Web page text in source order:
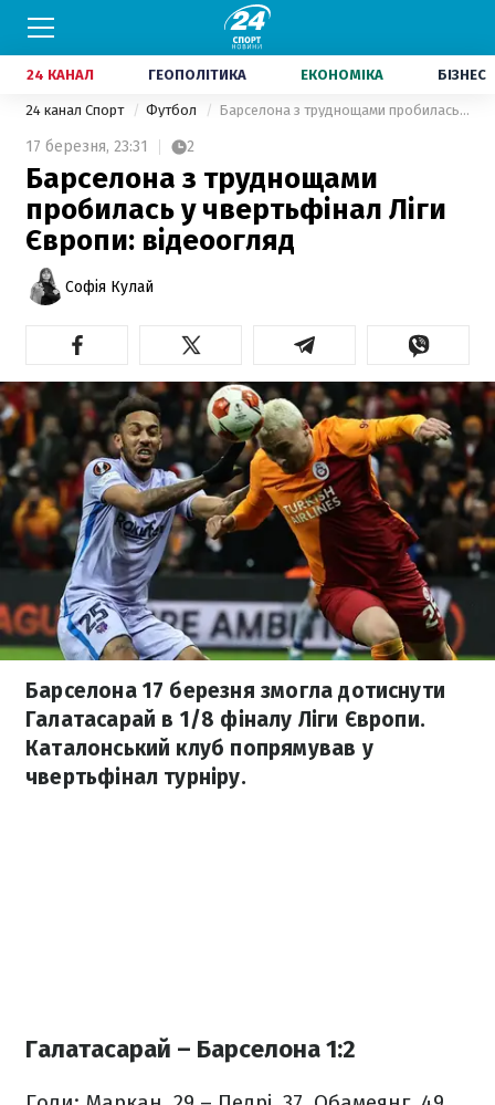
24 КАНАЛ ГЕОПОЛІТИКА ЕКОНОМІКА БІЗНЕС
24 канал Спорт Футбол Барселона з труднощами пробилась у чвертьфінал Ліги Європи: відеоогляд
17 березня, 23:31 2
Барселона з труднощами
пробилась у чвертьфінал Ліги
Європи: відеоогляд
Софія Кулай
Барселона 17 березня змогла дотиснути
Галатасарай в 1/8 фіналу Ліги Європи.
Каталонський клуб попрямував у
чвертьфінал турніру.
Галатасарай – Барселона 1:2